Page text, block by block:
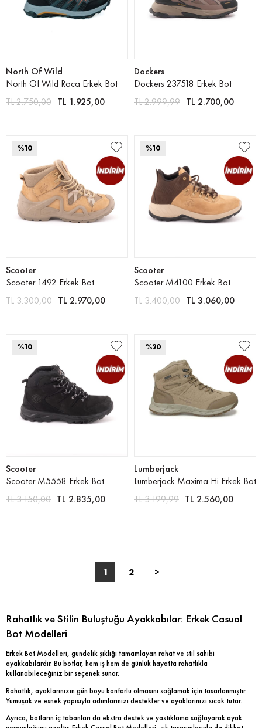
North Of Wild
North Of Wild Raca Erkek Bot
TL 1.925,00
TL 2.750,00
Dockers
Dockers 237518 Erkek Bot
TL 2.700,00
TL 2.999,99
Scooter
Scooter 1492 Erkek Bot
TL 2.970,00
TL 3.300,00
%10
Scooter
Scooter M4100 Erkek Bot
TL 3.060,00
TL 3.400,00
%10
Scooter
Scooter M5558 Erkek Bot
TL 2.835,00
TL 3.150,00
%10
Lumberjack
Lumberjack Maxima Hi Erkek Bot
TL 2.560,00
TL 3.199,99
%20
1 2 >
Rahatlık ve Stilin Buluştuğu Ayakkabılar: Erkek Casual
Bot Modelleri
Erkek Bot Modelleri, gündelik şıklığı tamamlayan rahat ve stil sahibi
ayakkabılardır. Bu botlar, hem iş hem de günlük hayatta rahatlıkla
kullanabileceğiniz bir seçenek sunar.
Rahatlık, ayaklarınızın gün boyu konforlu olmasını sağlamak için tasarlanmıştır.
Yumuşak ve esnek yapısıyla adımlarınızı destekler ve ayaklarınızı sıcak tutar.
Ayrıca, botların iç tabanları da ekstra destek ve yastıklama sağlayarak ayak